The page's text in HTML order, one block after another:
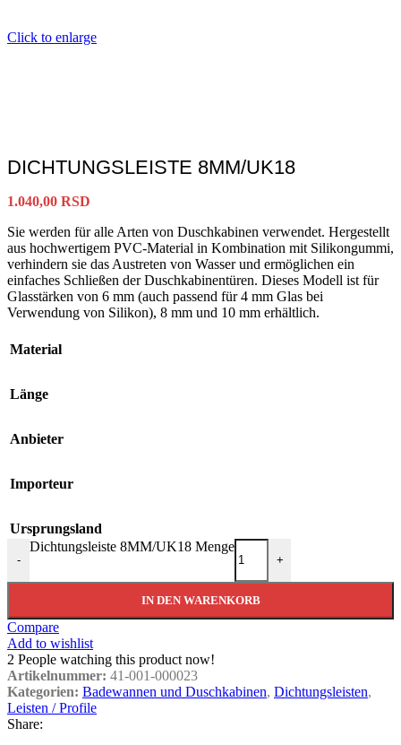
Click to enlarge
DICHTUNGSLEISTE 8MM/UK18
1.040,00 RSD
Sie werden für alle Arten von Duschkabinen verwendet. Hergestellt
aus hochwertigem PVC-Material in Kombination mit Silikongummi,
verhindern sie das Austreten von Wasser und ermöglichen ein
einfaches Schließen der Duschkabinentüren. Dieses Modell ist für
Glasstärken von 6 mm (auch passend für 4 mm Glas bei
Verwendung von Silikon), 8 mm und 10 mm erhältlich.
Material
Länge
Anbieter
Importeur
Ursprungsland
-
Dichtungsleiste 8MM/UK18 Menge
+
IN DEN WARENKORB
Compare
Add to wishlist
2 People watching this product now!
Artikelnummer: 41-001-000023
Kategorien: Badewannen und Duschkabinen, Dichtungsleisten,
Leisten / Profile
Share: